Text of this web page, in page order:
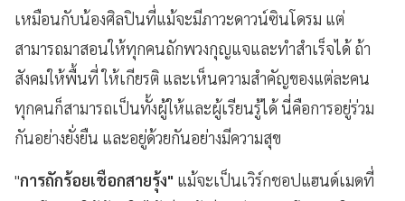
เหมือนกับน้องศิลปินที่แม้จะมีภาวะดาวน์ซินโดรม แต่
สามารถมาสอนให้ทุกคนถักพวงกุญแจและทำสำเร็จได้ ถ้า
สังคมให้พื้นที่ ให้เกียรติ และเห็นความสำคัญของแต่ละคน
ทุกคนก็สามารถเป็นทั้งผู้ให้และผู้เรียนรู้ได้ นี่คือการอยู่ร่วม
กันอย่างยั่งยืน และอยู่ด้วยกันอย่างมีความสุข
"การถักร้อยเชือกสายรุ้ง" แม้จะเป็นเวิร์กชอปแฮนด์เมดที่